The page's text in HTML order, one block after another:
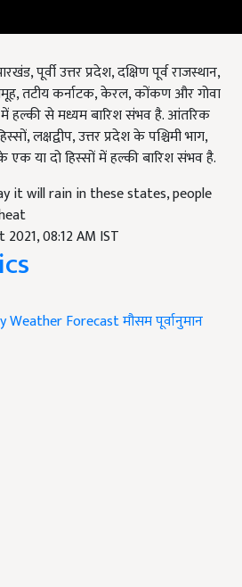
पूर्वी उत्तर प्रदेश, दक्षिण पूर्व राजस्थान,
तटीय कर्नाटक, केरल, कोंकण और गोवा
हल्की से मध्यम बारिश संभव है. आंतरिक
लक्षद्वीप, उत्तर प्रदेश के पश्चिमी भाग,
एक या दो हिस्सों में हल्की बारिश संभव है.
it will rain in these states, people
2021, 08:12 AM IST
Weather Forecastमौसम पूर्वानुमान